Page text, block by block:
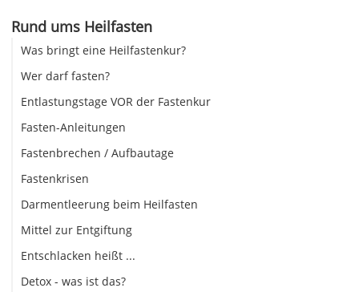
Rund ums Heilfasten
Was bringt eine Heilfastenkur?
Wer darf fasten?
Entlastungstage VOR der Fastenkur
Fasten-Anleitungen
Fastenbrechen / Aufbautage
Fastenkrisen
Darmentleerung beim Heilfasten
Mittel zur Entgiftung
Entschlacken heißt ...
Detox - was ist das?